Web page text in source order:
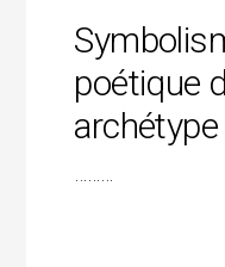
poétique